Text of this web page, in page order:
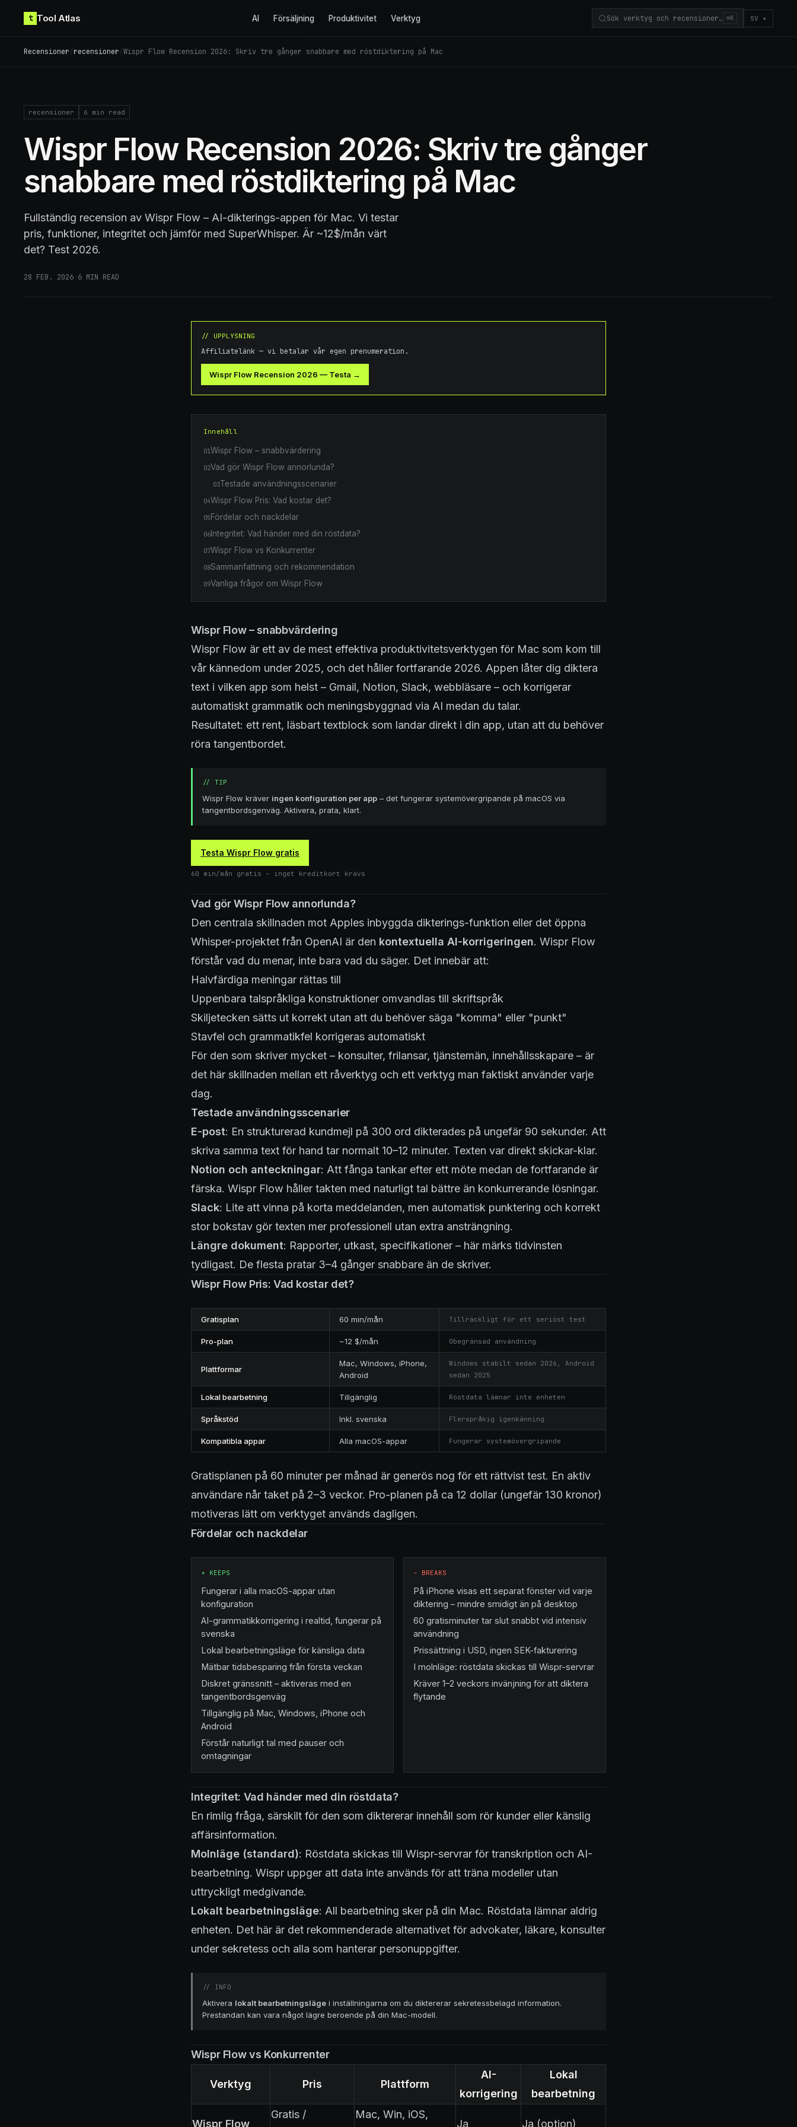
t Tool Atlas AI Försäljning Produktivitet Verktyg Sök verktyg och recensioner… ⌘K SV ▾
Recensioner/recensioner/Wispr Flow Recension 2026: Skriv tre gånger snabbare med röstdiktering på Mac
recensioner 6 min read
Wispr Flow Recension 2026: Skriv tre gånger
snabbare med röstdiktering på Mac
Fullständig recension av Wispr Flow – AI-dikterings-appen för Mac. Vi testar
pris, funktioner, integritet och jämför med SuperWhisper. Är ~12$/mån värt
det? Test 2026.
28 FEB. 2026·6 MIN READ
// UPPLYSNING
Affiliatelänk — vi betalar vår egen prenumeration.
Wispr Flow Recension 2026 — Testa →
Innehåll
01Wispr Flow – snabbvärdering
02Vad gör Wispr Flow annorlunda?
03Testade användningsscenarier
04Wispr Flow Pris: Vad kostar det?
05 Fördelar och nackdelar
06 Integritet: Vad händer med din röstdata?
07Wispr Flow vs Konkurrenter
08Sammanfattning och rekommendation
09Vanliga frågor om Wispr Flow
Wispr Flow – snabbvärdering
Wispr Flow är ett av de mest effektiva produktivitetsverktygen för Mac som kom till
vår kännedom under 2025, och det håller fortfarande 2026. Appen låter dig diktera
text i vilken app som helst – Gmail, Notion, Slack, webbläsare – och korrigerar
automatiskt grammatik och meningsbyggnad via AI medan du talar.
Resultatet: ett rent, läsbart textblock som landar direkt i din app, utan att du behöver
röra tangentbordet.
// TIP
Wispr Flow kräver ingen konfiguration per app – det fungerar systemövergripande på macOS via
tangentbordsgenväg. Aktivera, prata, klart.
Testa Wispr Flow gratis
60 min/mån gratis – inget kreditkort krävs
Vad gör Wispr Flow annorlunda?
Den centrala skillnaden mot Apples inbyggda dikterings-funktion eller det öppna
Whisper-projektet från OpenAI är den kontextuella AI-korrigeringen. Wispr Flow
förstår vad du menar, inte bara vad du säger. Det innebär att:
Halvfärdiga meningar rättas till
Uppenbara talspråkliga konstruktioner omvandlas till skriftspråk
Skiljetecken sätts ut korrekt utan att du behöver säga "komma" eller "punkt"
Stavfel och grammatikfel korrigeras automatiskt
För den som skriver mycket – konsulter, frilansar, tjänstemän, innehållsskapare – är
det här skillnaden mellan ett råverktyg och ett verktyg man faktiskt använder varje
dag.
Testade användningsscenarier
E-post: En strukturerad kundmejl på 300 ord dikterades på ungefär 90 sekunder. Att
skriva samma text för hand tar normalt 10–12 minuter. Texten var direkt skickar-klar.
Notion och anteckningar: Att fånga tankar efter ett möte medan de fortfarande är
färska. Wispr Flow håller takten med naturligt tal bättre än konkurrerande lösningar.
Slack: Lite att vinna på korta meddelanden, men automatisk punktering och korrekt
stor bokstav gör texten mer professionell utan extra ansträngning.
Längre dokument: Rapporter, utkast, specifikationer – här märks tidvinsten
tydligast. De flesta pratar 3–4 gånger snabbare än de skriver.
Wispr Flow Pris: Vad kostar det?
Gratisplan 60 min/mån Tillräckligt för ett seriöst test
Pro-plan ~12 $/mån Obegränsad användning
Plattformar
Mac, Windows, iPhone,
Android
Windows stabilt sedan 2026, Android
sedan 2025
Lokal bearbetning Tillgänglig Röstdata lämnar inte enheten
Språkstöd Inkl. svenska Flerspråkig igenkänning
Kompatibla appar Alla macOS-appar Fungerar systemövergripande
Gratisplanen på 60 minuter per månad är generös nog för ett rättvist test. En aktiv
användare når taket på 2–3 veckor. Pro-planen på ca 12 dollar (ungefär 130 kronor)
motiveras lätt om verktyget används dagligen.
Fördelar och nackdelar
+ KEEPS
Fungerar i alla macOS-appar utan
konfiguration
AI-grammatikkorrigering i realtid, fungerar på
svenska
Lokal bearbetningsläge för känsliga data
Mätbar tidsbesparing från första veckan
Diskret gränssnitt – aktiveras med en
tangentbordsgenväg
Tillgänglig på Mac, Windows, iPhone och
Android
Förstår naturligt tal med pauser och
omtagningar
− BREAKS
På iPhone visas ett separat fönster vid varje
diktering – mindre smidigt än på desktop
60 gratisminuter tar slut snabbt vid intensiv
användning
Prissättning i USD, ingen SEK-fakturering
I molnläge: röstdata skickas till Wispr-servrar
Kräver 1–2 veckors invänjning för att diktera
flytande
Integritet: Vad händer med din röstdata?
En rimlig fråga, särskilt för den som diktererar innehåll som rör kunder eller känslig
affärsinformation.
Molnläge (standard): Röstdata skickas till Wispr-servrar för transkription och AI-
bearbetning. Wispr uppger att data inte används för att träna modeller utan
uttryckligt medgivande.
Lokalt bearbetningsläge: All bearbetning sker på din Mac. Röstdata lämnar aldrig
enheten. Det här är det rekommenderade alternativet för advokater, läkare, konsulter
under sekretess och alla som hanterar personuppgifter.
// INFO
Aktivera lokalt bearbetningsläge i inställningarna om du diktererar sekretessbelagd information.
Prestandan kan vara något lägre beroende på din Mac-modell.
Wispr Flow vs Konkurrenter
Verktyg Pris Plattform
AI-
korrigering
Lokal
bearbetning
Wispr Flow
Gratis / Mac, Win, iOS,
Ja Ja (option)